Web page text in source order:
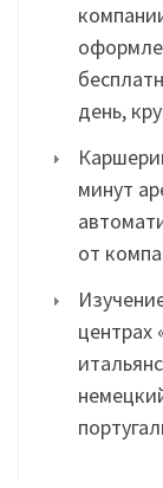
день,
минут
от
центрах